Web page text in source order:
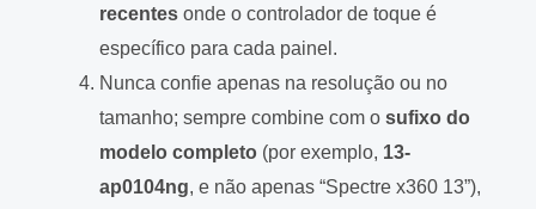
recentes onde o controlador de toque é
específico para cada painel.
Nunca confie apenas na resolução ou no
tamanho; sempre combine com o sufixo do
modelo completo (por exemplo, 13-
ap0104ng, e não apenas “Spectre x360 13”),